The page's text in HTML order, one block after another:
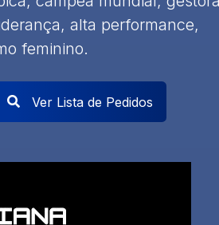
alta performance,
feminino.
Ver Lista de Pedidos